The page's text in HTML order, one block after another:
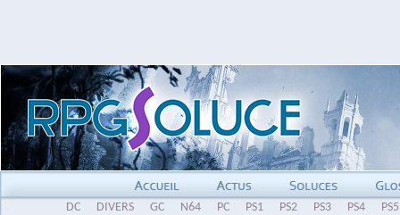
DC DIVERS GC N64 PC PS1 PS2 PS3 PS4
PS5